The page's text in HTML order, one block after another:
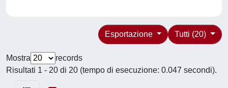
Tutti (20)
Esportazione
Mostra
records
Risultati 1 - 20 di 20 (tempo di esecuzione: 0.047 secondi).